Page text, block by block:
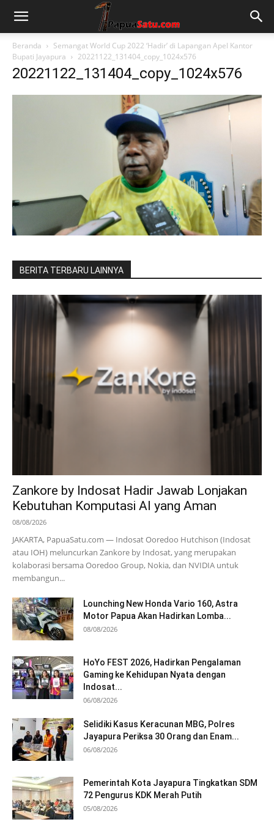
Beranda
Semangat World Cup 2022 ‘Hadir’ di Lapangan Apel Kantor
Bupati Jayapura
20221122_131404_copy_1024x576
20221122_131404_copy_1024x576
BERITA TERBARU LAINNYA
Zankore by Indosat Hadir Jawab Lonjakan
Kebutuhan Komputasi AI yang Aman
08/08/2026
JAKARTA, PapuaSatu.com — Indosat Ooredoo Hutchison (Indosat
atau IOH) meluncurkan Zankore by Indosat, yang merupakan
kolaborasi bersama Ooredoo Group, Nokia, dan NVIDIA untuk
membangun...
Lounching New Honda Vario 160, Astra
Motor Papua Akan Hadirkan Lomba...
08/08/2026
HoYo FEST 2026, Hadirkan Pengalaman
Gaming ke Kehidupan Nyata dengan
Indosat...
06/08/2026
Selidiki Kasus Keracunan MBG, Polres
Jayapura Periksa 30 Orang dan Enam...
06/08/2026
Pemerintah Kota Jayapura Tingkatkan SDM
72 Pengurus KDK Merah Putih
05/08/2026